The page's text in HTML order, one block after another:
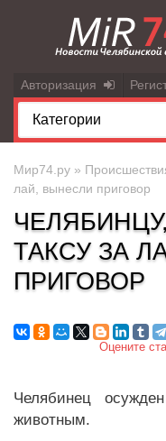
Авторизация
Мир74.ру »
лай, вынесли приговор
ТАКСУ ЗА
ПРИГОВОР
Оцените
Челябинец
животным.